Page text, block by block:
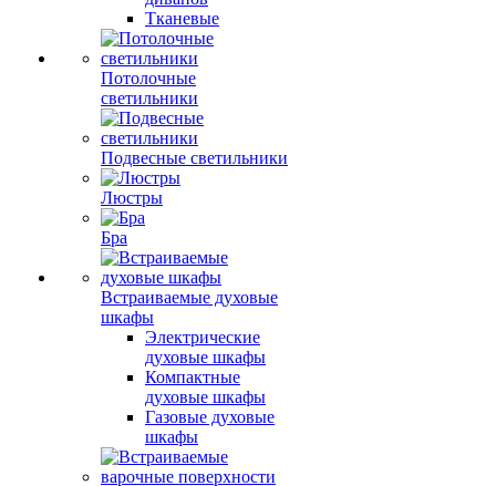
Тканевые
Потолочные
светильники
Подвесные светильники
Люстры
Бра
Встраиваемые духовые
шкафы
Электрические
духовые шкафы
Компактные
духовые шкафы
Газовые духовые
шкафы